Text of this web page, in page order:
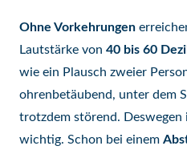
Ohne Vorkehrungen
Lautstärke von 40 bis 60
wie ein Plausch zweier
ohrenbetäubend, unter dem
trotzdem störend. Deswegen
wichtig. Schon bei einem